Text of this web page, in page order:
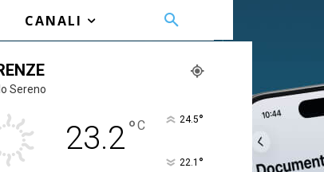
CANALI
Sereno
23.2°C 24.5°
22.1 °